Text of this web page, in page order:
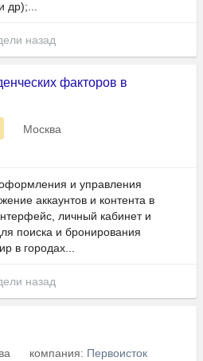
др);...
назад
факторов в
Москва
и управления
аккаунтов и контента в
личный кабинет и
поиска и бронирования
в городах...
назад
компания: Первоисток